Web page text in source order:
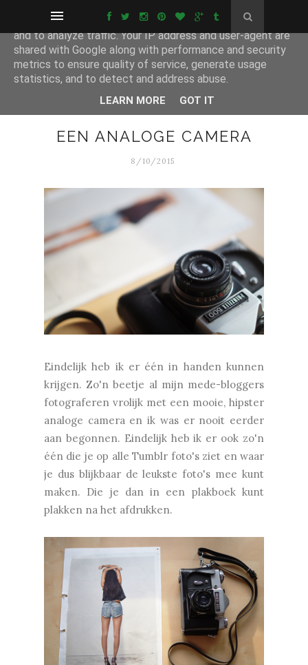
EEN ANALOGE CAMERA
8/10/2015
Eindelijk heb ik er één in handen kunnen
krijgen. Zo'n beetje al mijn mede-bloggers
fotograferen vrolijk met een mooie, hipster
analoge camera en ik was er nooit eerder
aan begonnen. Eindelijk heb ik er ook zo'n
één die je op alle Tumblr foto's ziet en waar
je dus blijkbaar de leukste foto's mee kunt
maken. Die je dan in een plakboek kunt
plakken na het afdrukken.
This site uses cookies from Google to deliver its services
and to analyze traffic. Your IP address and user-agent are
shared with Google along with performance and security
metrics to ensure quality of service, generate usage
statistics, and to detect and address abuse.
LEARN MORE GOT IT